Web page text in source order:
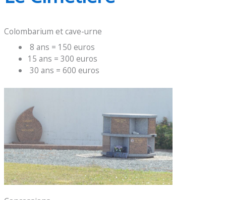
Colombarium et cave-urne
8 ans = 150 euros
15 ans = 300 euros
30 ans = 600 euros